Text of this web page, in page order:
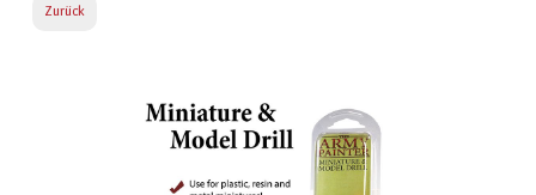
Zurück
Bildergalerie überspringen